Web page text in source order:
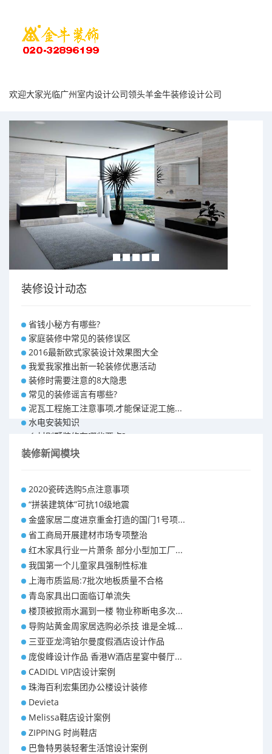
欢迎大家光临广州室内设计公司领头羊金牛装修设计公司
装修设计动态
省钱小秘方有哪些?
家庭装修中常见的装修误区
2016最新欧式家装设计效果图大全
我爱我家推出新一轮装修优惠活动
装修时需要注意的8大隐患
常见的装修谣言有哪些?
泥瓦工程施工注意事项,才能保证泥工施...
水电安装知识
乡村别墅装修有哪些要点?
别墅怎样装修之装修技巧
昆明110平米装修预算 装修报价清单
昆明100平米装修多少钱
装修新闻模块
2020瓷砖选购5点注意事项
“拼装建筑体”可抗10级地震
金盛家居二度进京重金打造的国门1号项...
省工商局开展建材市场专项整治
红木家具行业一片萧条 部分小型加工厂...
我国第一个儿童家具强制性标准
上海市质监局:7批次地板质量不合格
青岛家具出口面临订单流失
楼顶被掀雨水漏到一楼 物业称断电多次...
导购站黄金周家居选购必杀技 谁是全城...
三亚亚龙湾铂尔曼度假酒店设计作品
庞俊峰设计作品 香港W酒店星宴中餐厅...
CADIDL VIP店设计案例
珠海百利宏集团办公楼设计装修
Devieta
Melissa鞋店设计案例
ZIPPING 时尚鞋店
巴鲁特男装轻奢生活馆设计案例